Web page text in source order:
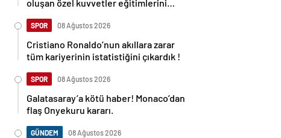
oluşan özel kuvvetler eğitimlerini
SPOR 08 Ağustos 2026
Cristiano Ronaldo’nun akıllara zarar
tüm kariyerinin istatistiğini çıkardık !
SPOR 08 Ağustos 2026
Galatasaray’a kötü haber! Monaco’dan
flaş Onyekuru kararı.
GÜNDEM 08 Ağustos 2026